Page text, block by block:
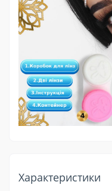
Характеристики